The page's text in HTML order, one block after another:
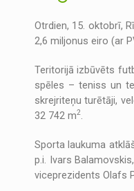
Otrdien, 15. oktobrī,
2,6 miljonus eiro (ar
Teritorijā izbūvēts
spēles – teniss un
skrejriteņu turētāji,
32 742 m2.
Sporta laukuma
p.i. Ivars
viceprezidents Olafs